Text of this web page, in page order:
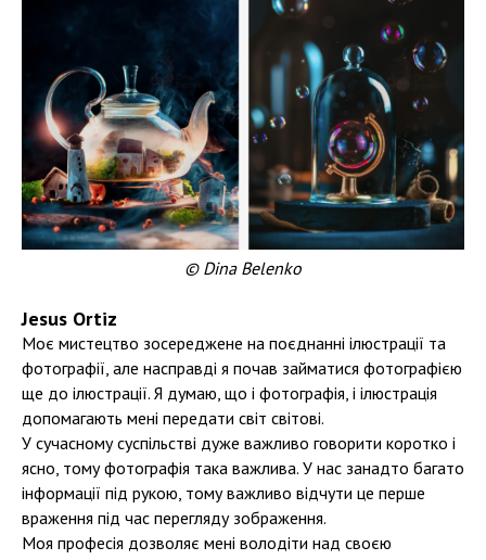
© Dina Belenko
Jesus Ortiz
Моє мистецтво зосереджене на поєднанні ілюстрації та
фотографії, але насправді я почав займатися фотографією
ще до ілюстрації. Я думаю, що і фотографія, і ілюстрація
допомагають мені передати світ світові.
У сучасному суспільстві дуже важливо говорити коротко і
ясно, тому фотографія така важлива. У нас занадто багато
інформації під рукою, тому важливо відчути це перше
враження під час перегляду зображення.
Моя професія дозволяє мені володіти над своєю